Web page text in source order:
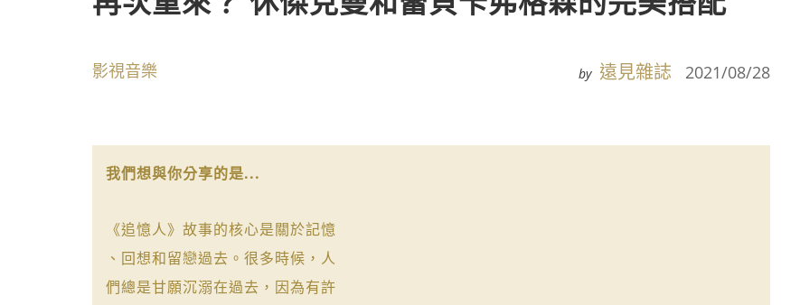
影視音樂 by 遠見雜誌 2021/08/28
我們想與你分享的是...
《追憶人》故事的核心是關於記憶
、回想和留戀過去。很多時候，人
們總是甘願沉溺在過去，因為有許